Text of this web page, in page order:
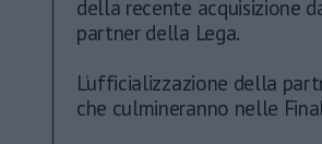
della recente acquisizione
partner della Lega.
L’ufficializzazione della
che culmineranno nelle